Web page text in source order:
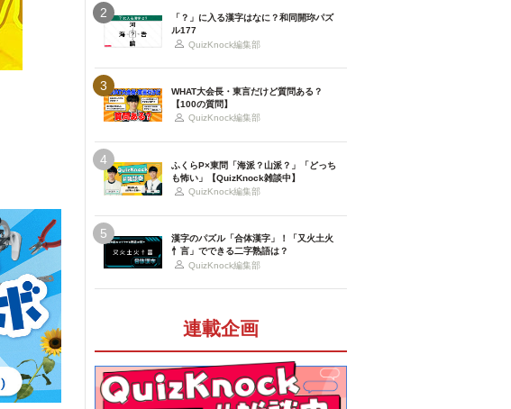
2
「？」に入る漢字はなに？和同開珎パズ
ル177
QuizKnock編集部
3
WHAT大会長・東言だけど質問ある？
【100の質問】
QuizKnock編集部
4
ふくらP×東問「海派？山派？」「どっち
も怖い」【QuizKnock雑談中】
QuizKnock編集部
5
漢字のパズル「合体漢字」！「又火土火
忄言」でできる二字熟語は？
QuizKnock編集部
連載企画